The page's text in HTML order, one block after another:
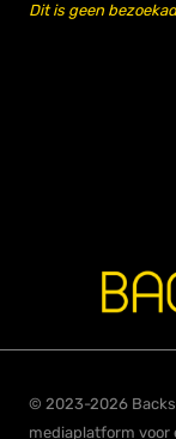
Dit is geen
© 2023-2026
mediaplatform voor